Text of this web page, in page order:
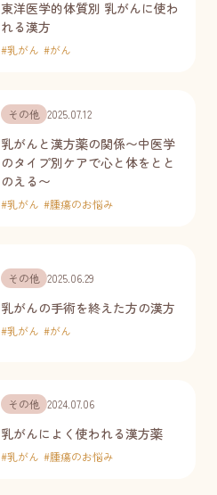
東洋医学的体質別 乳がんに使わ
れる漢方
#乳がん #がん
その他 2025.07.12
乳がんと漢方薬の関係〜中医学
のタイプ別ケアで心と体をとと
のえる〜
#乳がん #腫瘍のお悩み
その他 2025.06.29
乳がんの手術を終えた方の漢方
#乳がん #がん
その他 2024.07.06
乳がんによく使われる漢方薬
#乳がん #腫瘍のお悩み